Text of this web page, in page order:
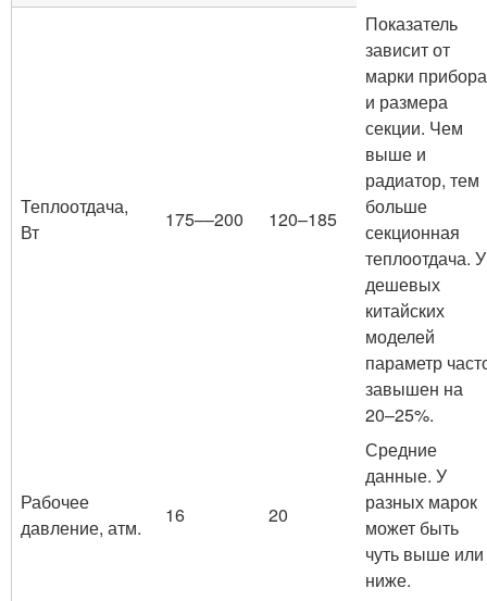
Теплоотдача,
Вт
175––200 120–185
Показатель
зависит от
марки прибора
и размера
секции. Чем
выше и
радиатор, тем
больше
секционная
теплоотдача. У
дешевых
китайских
моделей
параметр
завышен на
20–25%.
Рабочее
давление, атм.
16 20
Средние
данные. У
разных марок
может быть
чуть выше или
ниже.